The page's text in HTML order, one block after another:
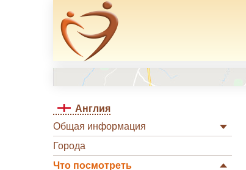
Англия
Общая информация
Города
Что посмотреть